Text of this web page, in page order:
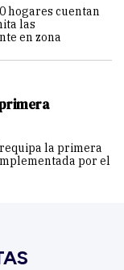
hogares cuentan
las
en zona
la primera
por el